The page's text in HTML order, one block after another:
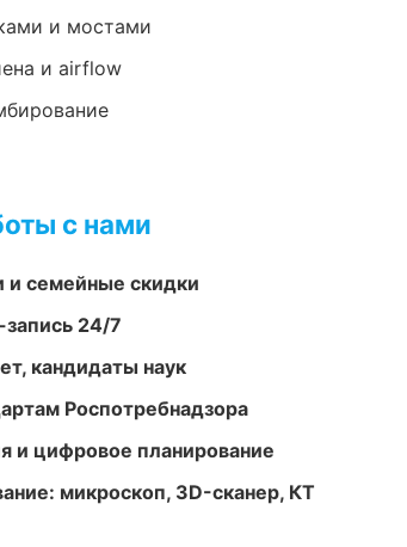
и мостами
и airflow
с нами
и семейные скидки
запись 24/7
кандидаты наук
Роспотребнадзора
и цифровое планирование
микроскоп, 3D-сканер, КТ